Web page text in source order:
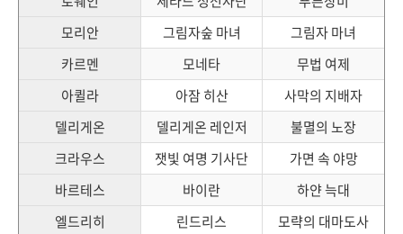
모리안
그림자숲 마녀
그림자 마녀
카르멘
모네타
무법 여제
아퀼라
아잠 히산
사막의 지배자
델리게온
델리게온 레인저
불멸의 노장
크라우스
잿빛 여명 기사단
가면 속 야망
바르테스
바이란
하얀 늑대
엘드리히
린드리스 모략의 대마도사